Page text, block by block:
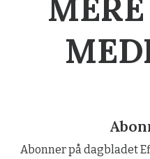
Abonner på dagbladet